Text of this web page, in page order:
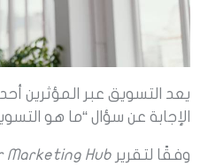
يعد التسويق عبر المؤثرين
الإجابة عن سؤال “ما هو
وفقًا لتقرير Marketing Hub